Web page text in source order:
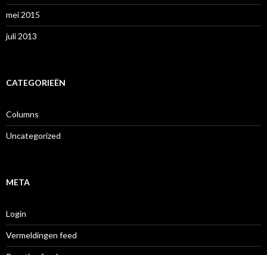
mei 2015
juli 2013
CATEGORIEËN
Columns
Uncategorized
META
Login
Vermeldingen feed